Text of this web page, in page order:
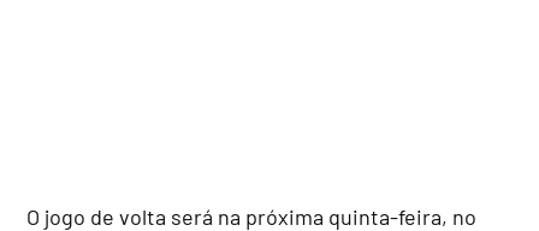
O jogo de volta será na próxima quinta-feira, no